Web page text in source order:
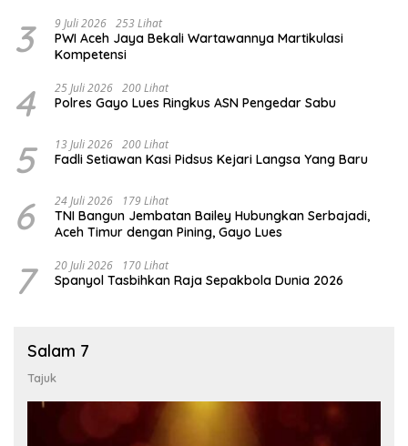
3 9 Juli 2026 253 Lihat
PWI Aceh Jaya Bekali Wartawannya Martikulasi
Kompetensi
4 25 Juli 2026 200 Lihat
Polres Gayo Lues Ringkus ASN Pengedar Sabu
5 13 Juli 2026 200 Lihat
Fadli Setiawan Kasi Pidsus Kejari Langsa Yang Baru
6 24 Juli 2026 179 Lihat
TNI Bangun Jembatan Bailey Hubungkan Serbajadi,
Aceh Timur dengan Pining, Gayo Lues
7 20 Juli 2026 170 Lihat
Spanyol Tasbihkan Raja Sepakbola Dunia 2026
Salam 7
Tajuk